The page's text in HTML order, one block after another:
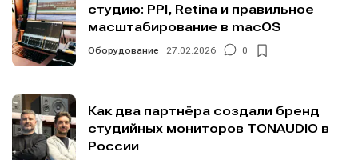
студию: PPI, Retina и правильное
масштабирование в macOS
Оборудование 27.02.2026 0
Как два партнёра создали бренд
студийных мониторов TONAUDIO в
России